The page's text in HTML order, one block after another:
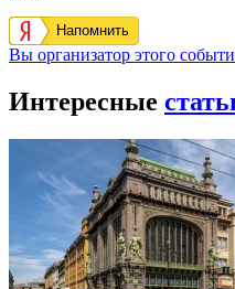
Напомнить
Вы организатор этого
Интересные